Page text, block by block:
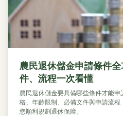
農民退休儲金申請條件
件、流程一次看懂
農民退休儲金要具備哪些條件才能
格、年齡限制、必備文件與申請流
您順利規劃退休保障。